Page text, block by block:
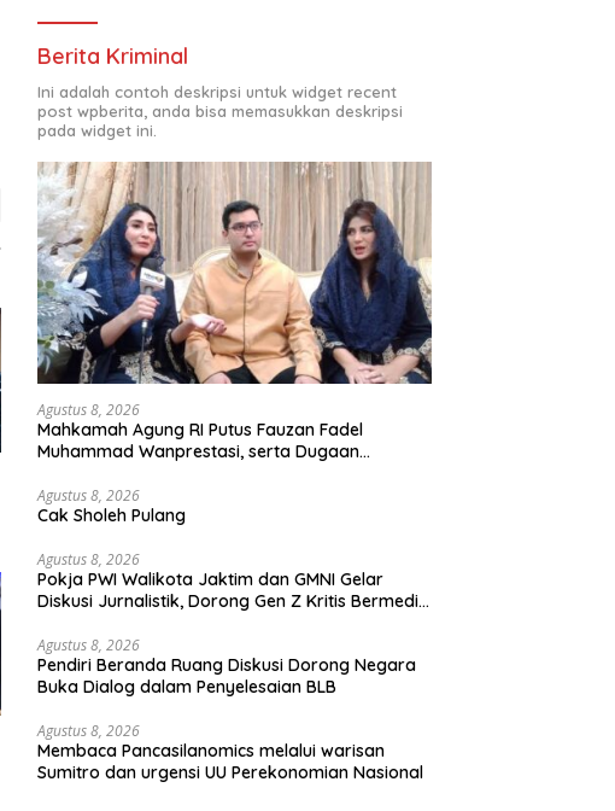
Berita Kriminal
Ini adalah contoh deskripsi untuk widget recent
post wpberita, anda bisa memasukkan deskripsi
pada widget ini.
Agustus 8, 2026
Mahkamah Agung RI Putus Fauzan Fadel
Muhammad Wanprestasi, serta Dugaan
Agustus 8, 2026
Cak Sholeh Pulang
Agustus 8, 2026
Pokja PWI Walikota Jaktim dan GMNI Gelar
Diskusi Jurnalistik, Dorong Gen Z Kritis Bermedia
Agustus 8, 2026
Pendiri Beranda Ruang Diskusi Dorong Negara
Buka Dialog dalam Penyelesaian BLB
Agustus 8, 2026
Membaca Pancasilanomics melalui warisan
Sumitro dan urgensi UU Perekonomian Nasional